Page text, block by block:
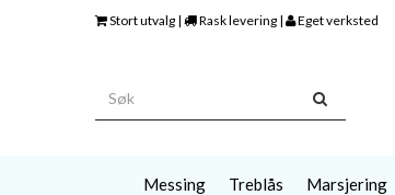
Stort utvalg | Rask levering | Eget verksted
Messing Treblås Marsjering